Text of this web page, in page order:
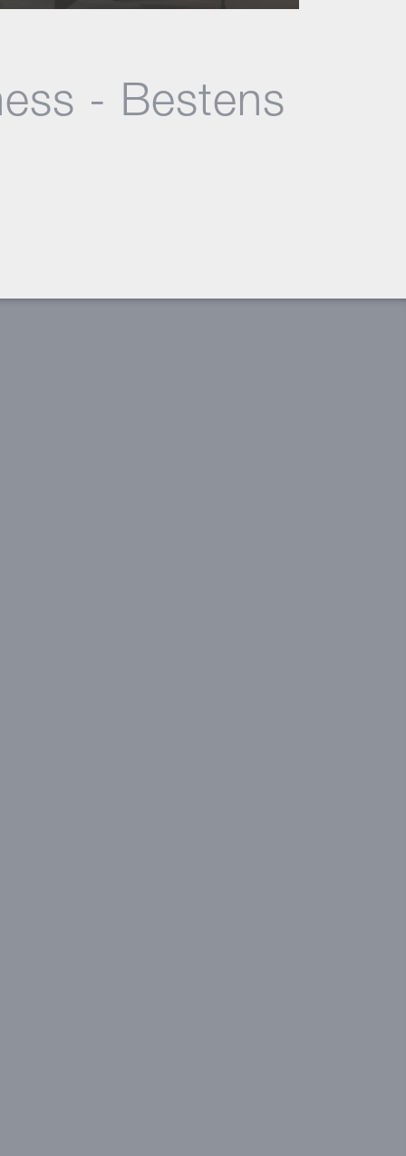
- Bestens